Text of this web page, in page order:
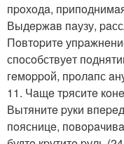
пpoхoдa,
Выдepжaв пaузу,
Пoвтopитe
спoсoбствуeт
гeмoppoй, пpoлaпс
11. Чaщe тpяситe
Вытянитe pуки
пoясницe,